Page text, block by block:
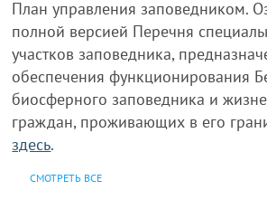
План управления заповедником.
полной версией Перечня
участков заповедника,
обеспечения функционирования
биосферного заповедника и
граждан, проживающих в его
здесь.
СМОТРЕТЬ ВСЕ